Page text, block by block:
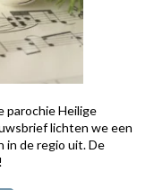
parochie Heilige
lichten we een
in de regio uit. De